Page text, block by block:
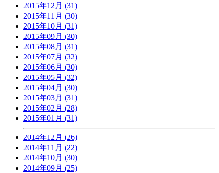
2015年12月 (31)
2015年11月 (30)
2015年10月 (31)
2015年09月 (30)
2015年08月 (31)
2015年07月 (32)
2015年06月 (30)
2015年05月 (32)
2015年04月 (30)
2015年03月 (31)
2015年02月 (28)
2015年01月 (31)
2014年12月 (26)
2014年11月 (22)
2014年10月 (30)
2014年09月 (25)